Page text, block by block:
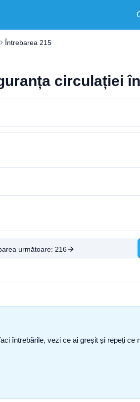
Întrebarea 215
circulației
următoare: 216
întrebările, vezi ce ai greșit și repeți